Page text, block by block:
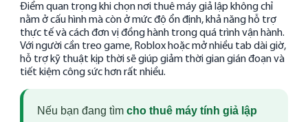
Điểm quan trọng khi chọn nơi thuê máy giả lập không chỉ
nằm ở cấu hình mà còn ở mức độ ổn định, khả năng hỗ trợ
thực tế và cách đơn vị đồng hành trong quá trình vận hành.
Với người cần treo game, Roblox hoặc mở nhiều tab dài giờ,
hỗ trợ kỹ thuật kịp thời sẽ giúp giảm thời gian gián đoạn và
tiết kiệm công sức hơn rất nhiều.
Nếu bạn đang tìm cho thuê máy tính giả lập